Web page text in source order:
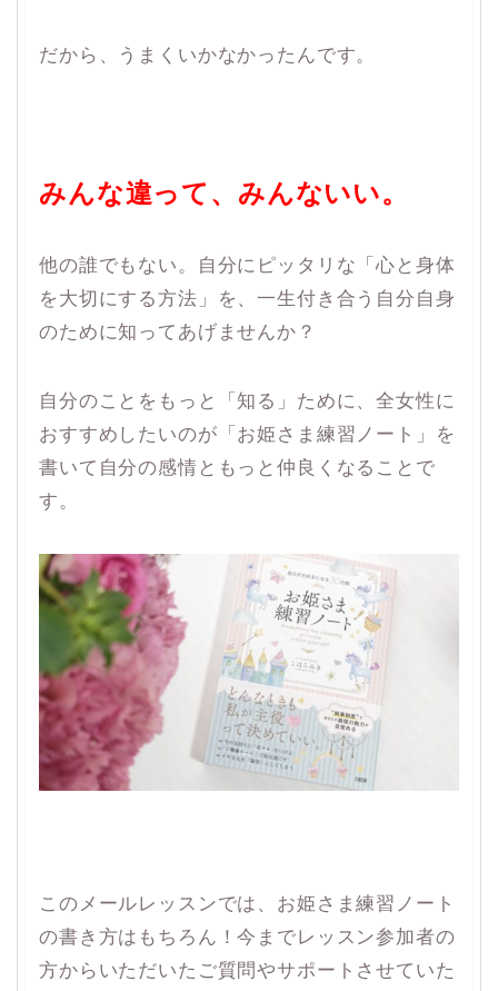
だから、うまくいかなかったんです。
みんな違って、みんないい。
他の誰でもない。自分にピッタリな「心と身体
を大切にする方法」を、一生付き合う自分自身
のために知ってあげませんか？
自分のことをもっと「知る」ために、全女性に
おすすめしたいのが「お姫さま練習ノート」を
書いて自分の感情ともっと仲良くなることで
す。
このメールレッスンでは、お姫さま練習ノート
の書き方はもちろん！今までレッスン参加者の
方からいただいたご質問やサポートさせていた